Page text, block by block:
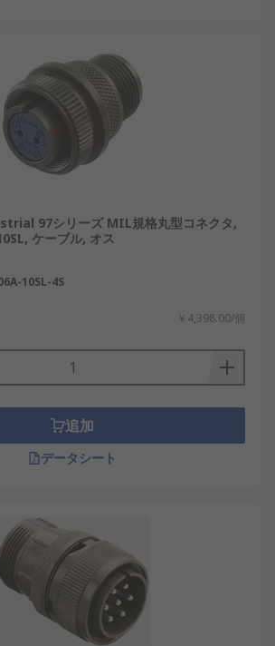
97シリーズ MIL規格丸型コネクタ,
ケーブル, オス
10SL-4S
￥4,398.00/個
追加
データシート